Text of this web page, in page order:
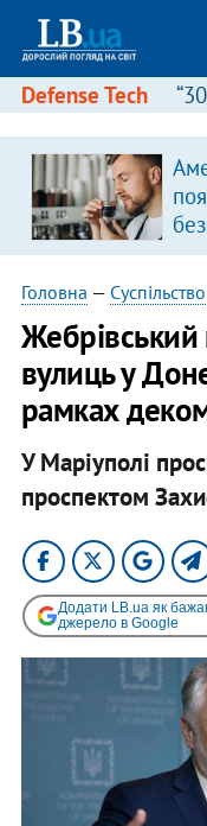
Defense Tech
Головна — Суспільство
вулиць у
рамках
У Маріуполі
проспектом
Додати LB.ua як
джерело в Google